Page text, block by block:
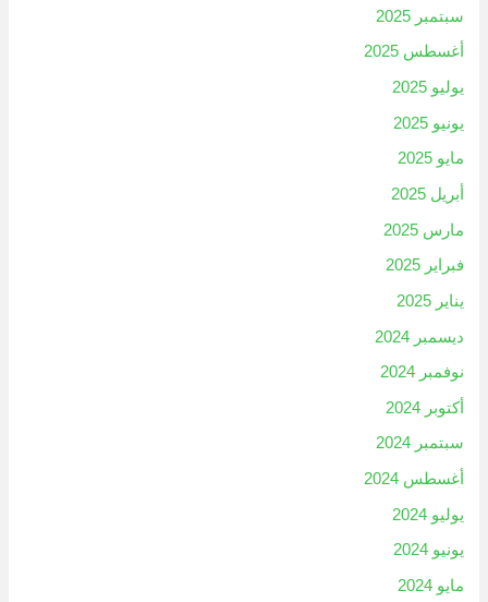
سبتمبر 2025
أغسطس 2025
يوليو 2025
يونيو 2025
مايو 2025
أبريل 2025
مارس 2025
فبراير 2025
يناير 2025
ديسمبر 2024
نوفمبر 2024
أكتوبر 2024
سبتمبر 2024
أغسطس 2024
يوليو 2024
يونيو 2024
مايو 2024